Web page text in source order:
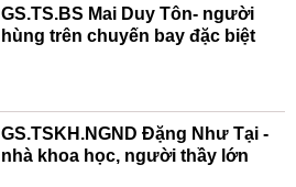
GS.TS.BS Mai Duy Tôn- người
hùng trên chuyến bay đặc biệt
GS.TSKH.NGND Đặng Như Tại -
nhà khoa học, người thầy lớn